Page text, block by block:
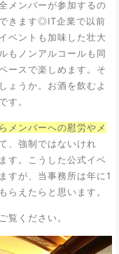
メンバーが参加するの
きます◎IT企業で以前
ベントも加味した壮大
もノンアルコールも同
ースで楽しめます。そ
ょうか。お酒を飲むよ
す。
メンバーへの慰労やメ
、強制ではないけれ
す。こうした公式イベ
すが、当事務所は年に1
らえたらと思います。
覧ください。